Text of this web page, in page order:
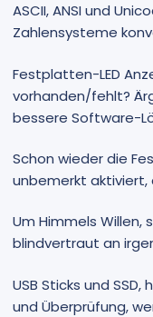
ASCII, ANSI und
Zahlensysteme
Festplatten-LED
vorhanden/fehlt?
bessere Software-
Schon wieder die
unbemerkt aktiviert,
Um Himmels
blindvertraut an
USB Sticks und
und Überprüfung,